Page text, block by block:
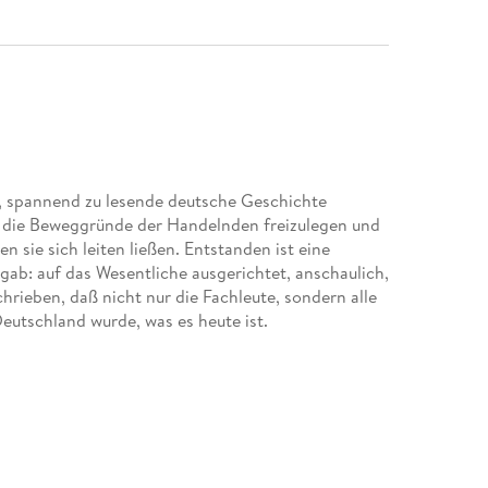
zu lesende deutsche Geschichte
Beweggründe der Handelnden freizulegen und
sie sich leiten ließen. Entstanden ist eine
auf das Wesentliche ausgerichtet, anschaulich,
daß nicht nur die Fachleute, sondern alle
wurde, was es heute ist.